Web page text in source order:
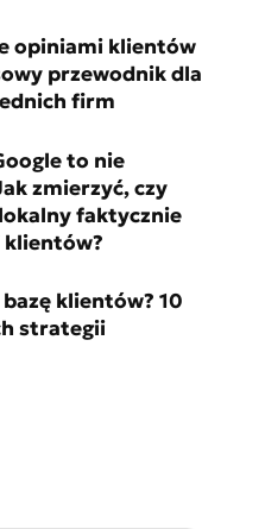
opiniami klientów
przewodnik dla
firm
to nie
zmierzyć, czy
faktycznie
klientów?
klientów? 10
strategii